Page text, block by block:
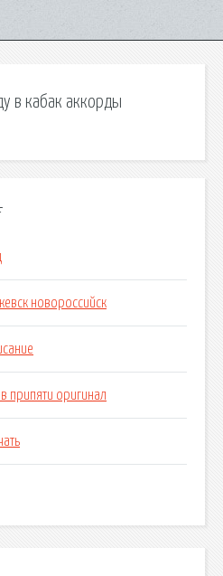
в кабак аккорды
новороссийск
припяти оригинал